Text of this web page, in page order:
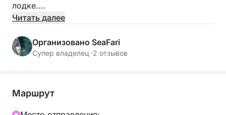
лодке.
лос-Муэртос, считающемуся одним из самых
красивых пляжей Испании. Здесь у вас будет
природными пейзажами, доступными только с
Читать далее
Организовано SeaFari
Супер владелец ·2 отзывов
Маршрут